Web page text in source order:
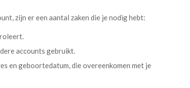
zijn er een aantal zaken die je nodig hebt:
accounts gebruikt.
en geboortedatum, die overeenkomen met je